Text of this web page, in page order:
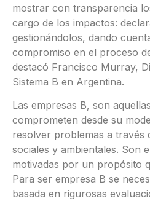
mostrar con transparencia
cargo de los impactos:
gestionándolos, dando
compromiso en el proceso
destacó Francisco Murray,
Sistema B en Argentina.
Las empresas B, son
comprometen desde su
resolver problemas a través
sociales y ambientales. Son
motivadas por un propósito
Para ser empresa B se
basada en rigurosas